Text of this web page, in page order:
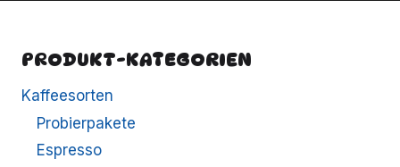
PRODUKT-KATEGORIEN
Kaffeesorten
Probierpakete
Espresso